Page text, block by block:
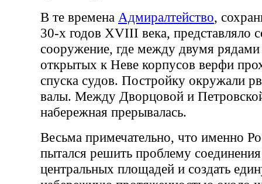
В те времена Адмиралтейство,
30-х годов XVIII века, представляло
сооружение, где между двумя
открытых к Неве корпусов верфи
спуска судов. Постройку окружали
валы. Между Дворцовой и
набережная прерывалась.
Весьма примечательно, что именно
пытался решить проблему
центральных площадей и создать